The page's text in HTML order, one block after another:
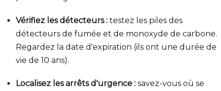
Vérifiez les détecteurs : testez les piles des
détecteurs de fumée et de monoxyde de carbone.
Regardez la date d'expiration (ils ont une durée de
vie de 10 ans).
Localisez les arrêts d'urgence : savez-vous où se